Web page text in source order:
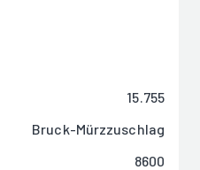
15.755
Bruck-Mürzzuschlag
8600